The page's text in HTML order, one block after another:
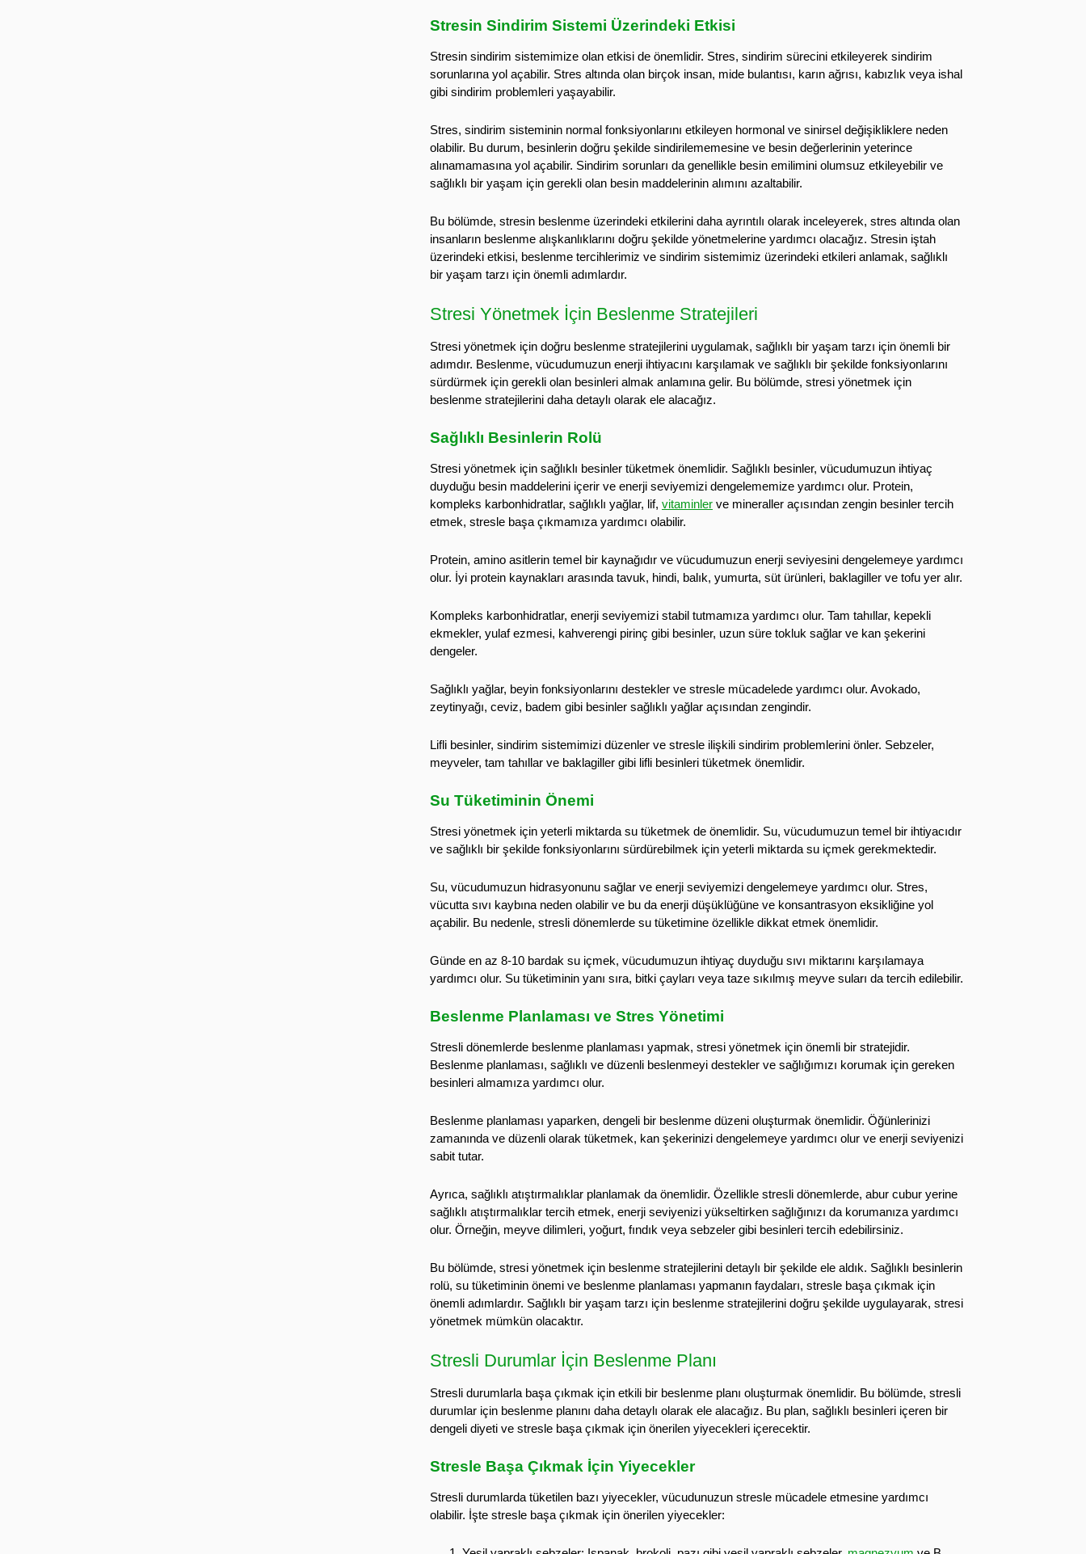
Stresin Sindirim Sistemi Üzerindeki Etkisi
Stresin sindirim sistemimize olan etkisi de önemlidir. Stres, sindirim sürecini etkileyerek sindirim
sorunlarına yol açabilir. Stres altında olan birçok insan, mide bulantısı, karın ağrısı, kabızlık veya ishal
gibi sindirim problemleri yaşayabilir.
Stres, sindirim sisteminin normal fonksiyonlarını etkileyen hormonal ve sinirsel değişikliklere neden
olabilir. Bu durum, besinlerin doğru şekilde sindirilememesine ve besin değerlerinin yeterince
alınamamasına yol açabilir. Sindirim sorunları da genellikle besin emilimini olumsuz etkileyebilir ve
sağlıklı bir yaşam için gerekli olan besin maddelerinin alımını azaltabilir.
Bu bölümde, stresin beslenme üzerindeki etkilerini daha ayrıntılı olarak inceleyerek, stres altında olan
insanların beslenme alışkanlıklarını doğru şekilde yönetmelerine yardımcı olacağız. Stresin iştah
üzerindeki etkisi, beslenme tercihlerimiz ve sindirim sistemimiz üzerindeki etkileri anlamak, sağlıklı
bir yaşam tarzı için önemli adımlardır.
Stresi Yönetmek İçin Beslenme Stratejileri
Stresi yönetmek için doğru beslenme stratejilerini uygulamak, sağlıklı bir yaşam tarzı için önemli bir
adımdır. Beslenme, vücudumuzun enerji ihtiyacını karşılamak ve sağlıklı bir şekilde fonksiyonlarını
sürdürmek için gerekli olan besinleri almak anlamına gelir. Bu bölümde, stresi yönetmek için
beslenme stratejilerini daha detaylı olarak ele alacağız.
Sağlıklı Besinlerin Rolü
Stresi yönetmek için sağlıklı besinler tüketmek önemlidir. Sağlıklı besinler, vücudumuzun ihtiyaç
duyduğu besin maddelerini içerir ve enerji seviyemizi dengelememize yardımcı olur. Protein,
kompleks karbonhidratlar, sağlıklı yağlar, lif, vitaminlerve mineraller açısından zengin besinler tercih
etmek, stresle başa çıkmamıza yardımcı olabilir.
Protein, amino asitlerin temel bir kaynağıdır ve vücudumuzun enerji seviyesini dengelemeye yardımcı
olur. İyi protein kaynakları arasında tavuk, hindi, balık, yumurta, süt ürünleri, baklagiller ve tofu yer alır.
Kompleks karbonhidratlar, enerji seviyemizi stabil tutmamıza yardımcı olur. Tam tahıllar, kepekli
ekmekler, yulaf ezmesi, kahverengi pirinç gibi besinler, uzun süre tokluk sağlar ve kan şekerini
dengeler.
Sağlıklı yağlar, beyin fonksiyonlarını destekler ve stresle mücadelede yardımcı olur. Avokado,
zeytinyağı, ceviz, badem gibi besinler sağlıklı yağlar açısından zengindir.
Lifli besinler, sindirim sistemimizi düzenler ve stresle ilişkili sindirim problemlerini önler. Sebzeler,
meyveler, tam tahıllar ve baklagiller gibi lifli besinleri tüketmek önemlidir.
Su Tüketiminin Önemi
Stresi yönetmek için yeterli miktarda su tüketmek de önemlidir. Su, vücudumuzun temel bir ihtiyacıdır
ve sağlıklı bir şekilde fonksiyonlarını sürdürebilmek için yeterli miktarda su içmek gerekmektedir.
Su, vücudumuzun hidrasyonunu sağlar ve enerji seviyemizi dengelemeye yardımcı olur. Stres,
vücutta sıvı kaybına neden olabilir ve bu da enerji düşüklüğüne ve konsantrasyon eksikliğine yol
açabilir. Bu nedenle, stresli dönemlerde su tüketimine özellikle dikkat etmek önemlidir.
Günde en az 8-10 bardak su içmek, vücudumuzun ihtiyaç duyduğu sıvı miktarını karşılamaya
yardımcı olur. Su tüketiminin yanı sıra, bitki çayları veya taze sıkılmış meyve suları da tercih edilebilir.
Beslenme Planlaması ve Stres Yönetimi
Stresli dönemlerde beslenme planlaması yapmak, stresi yönetmek için önemli bir stratejidir.
Beslenme planlaması, sağlıklı ve düzenli beslenmeyi destekler ve sağlığımızı korumak için gereken
besinleri almamıza yardımcı olur.
Beslenme planlaması yaparken, dengeli bir beslenme düzeni oluşturmak önemlidir. Öğünlerinizi
zamanında ve düzenli olarak tüketmek, kan şekerinizi dengelemeye yardımcı olur ve enerji seviyenizi
sabit tutar.
Ayrıca, sağlıklı atıştırmalıklar planlamak da önemlidir. Özellikle stresli dönemlerde, abur cubur yerine
sağlıklı atıştırmalıklar tercih etmek, enerji seviyenizi yükseltirken sağlığınızı da korumanıza yardımcı
olur. Örneğin, meyve dilimleri, yoğurt, fındık veya sebzeler gibi besinleri tercih edebilirsiniz.
Bu bölümde, stresi yönetmek için beslenme stratejilerini detaylı bir şekilde ele aldık. Sağlıklı besinlerin
rolü, su tüketiminin önemi ve beslenme planlaması yapmanın faydaları, stresle başa çıkmak için
önemli adımlardır. Sağlıklı bir yaşam tarzı için beslenme stratejilerini doğru şekilde uygulayarak, stresi
yönetmek mümkün olacaktır.
Stresli Durumlar İçin Beslenme Planı
Stresli durumlarla başa çıkmak için etkili bir beslenme planı oluşturmak önemlidir. Bu bölümde, stresli
durumlar için beslenme planını daha detaylı olarak ele alacağız. Bu plan, sağlıklı besinleri içeren bir
dengeli diyeti ve stresle başa çıkmak için önerilen yiyecekleri içerecektir.
Stresle Başa Çıkmak İçin Yiyecekler
Stresli durumlarda tüketilen bazı yiyecekler, vücudunuzun stresle mücadele etmesine yardımcı
olabilir. İşte stresle başa çıkmak için önerilen yiyecekler: